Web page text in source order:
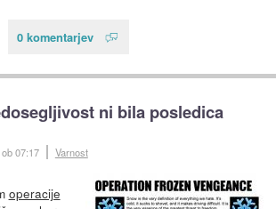
0 komentarjev
ni bila posledica
ob 07:17 Varnost
operacije